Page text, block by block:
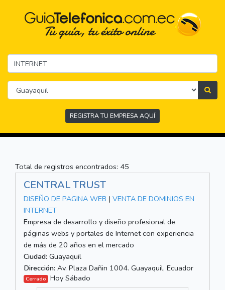
REGISTRA TU EMPRESA AQUÍ
Total de registros encontrados: 45
CENTRAL TRUST
DISEÑO DE PAGINA WEB | VENTA DE DOMINIOS EN
INTERNET
Empresa de desarrollo y diseño profesional de
páginas webs y portales de Internet con experiencia
de más de 20 años en el mercado
Ciudad: Guayaquil
Dirección: Av. Plaza Dañin 1004. Guayaquil, Ecuador
Cerrado Hoy Sábado